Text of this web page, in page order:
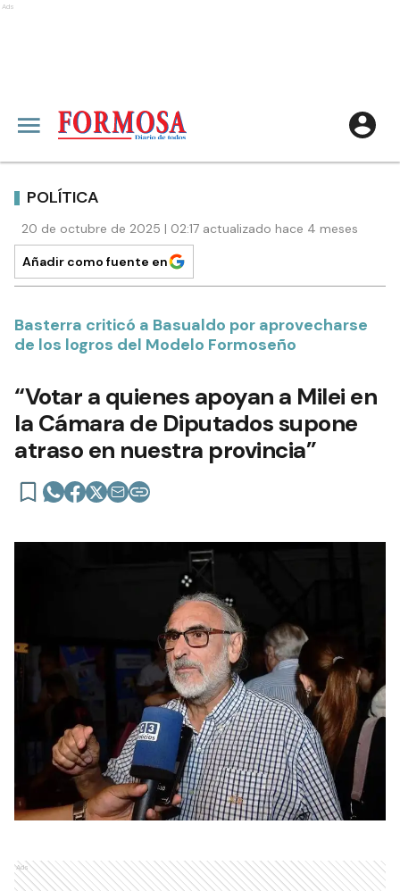
Ads
POLÍTICA
20 de octubre de 2025 | 02:17 actualizado hace 4 meses
Añadir como fuente en
Basterra criticó a Basualdo por aprovecharse
de los logros del Modelo Formoseño
“Votar a quienes apoyan a Milei en
la Cámara de Diputados supone
atraso en nuestra provincia”
Ads